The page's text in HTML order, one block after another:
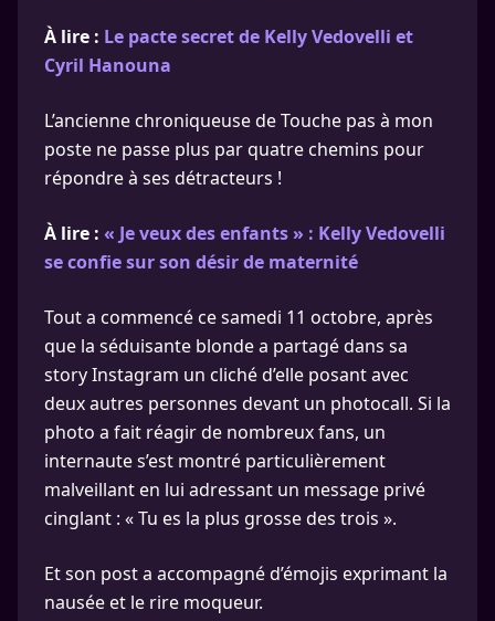
À lire : Le pacte secret de Kelly Vedovelli et
Cyril Hanouna
L’ancienne chroniqueuse de Touche pas à mon
poste ne passe plus par quatre chemins pour
répondre à ses détracteurs !
À lire : « Je veux des enfants » : Kelly Vedovelli
se confie sur son désir de maternité
Tout a commencé ce samedi 11 octobre, après
que la séduisante blonde a partagé dans sa
story Instagram un cliché d’elle posant avec
deux autres personnes devant un photocall. Si la
photo a fait réagir de nombreux fans, un
internaute s’est montré particulièrement
malveillant en lui adressant un message privé
cinglant : « Tu es la plus grosse des trois ».
Et son post a accompagné d’émojis exprimant la
nausée et le rire moqueur.